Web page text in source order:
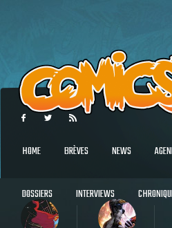
HOME BRÈVES NEWS
DOSSIERS INTERVIEWS